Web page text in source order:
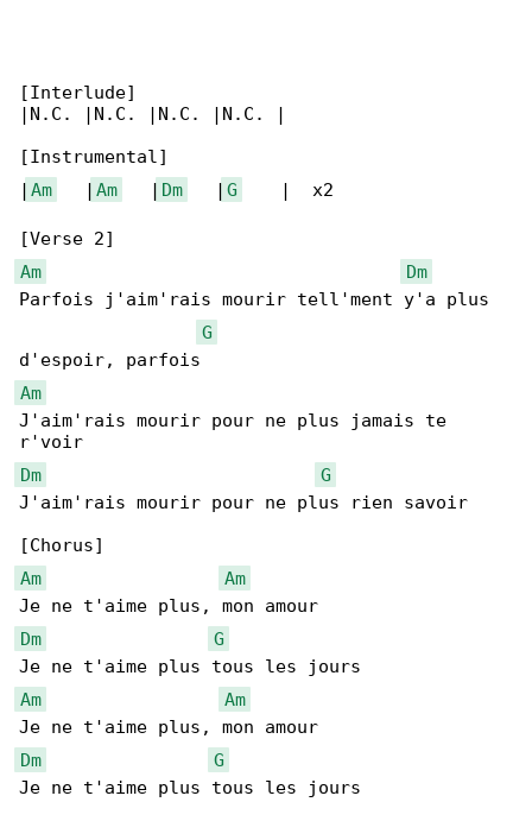
[Interlude]
|N.C. |N.C. |N.C. |N.C. |
[Instrumental]
| Am
   |
Am
   |
Dm
   |
G
    |  x2
Am
Dm
Parfois j'aim'rais mourir tell'ment y'a plus
G
Am
J'aim'rais mourir pour ne plus jamais te
Dm
G
J'aim'rais mourir pour ne plus rien savoir
Am
Am
Dm
G
Am
Am
Dm
G
Je ne t'aime plus tous les jours